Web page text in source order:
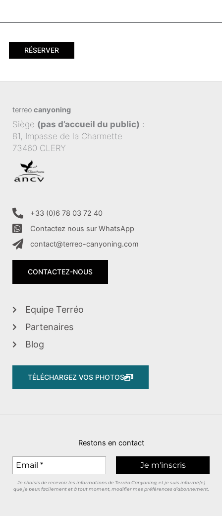
RÉSERVER
terreo canyoning
Siège (pas d’accueil du public) :
81, Impasse de la Charmette
73460 CLERY
+33 (0)6 78 03 72 40
Contactez nous sur WhatsApp
contact@terreo-canyoning.com
CONTACTEZ-NOUS
Equipe Terréo
Partenaires
Blog
TÉLÉCHARGEZ VOS PHOTOS
Restons en contact
Je choisis de recevoir les informations de Terréo Canyoning, et je suis informé(e)
que je peux facilement et à tout moment, modifier mes préférences d’abonnement.